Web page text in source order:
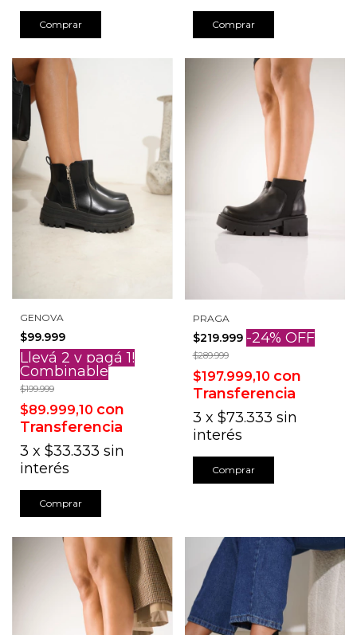
Comprar Comprar
GENOVA
$99.999
Llevá 2 y pagá 1!
Combinable
$199.999
$89.999,10 con
Transferencia
3 x $33.333 sin
interés
Comprar
PRAGA
$219.999 -24% OFF
$289.999
$197.999,10 con
Transferencia
3 x $73.333 sin
interés
Comprar